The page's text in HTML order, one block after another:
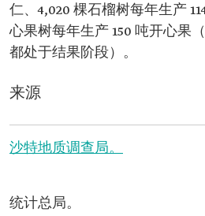
仁、4,020 棵石榴树每年生产
心果树每年生产 150 吨开心果
都处于结果阶段）。
来源
沙特地质调查局。
统计总局。